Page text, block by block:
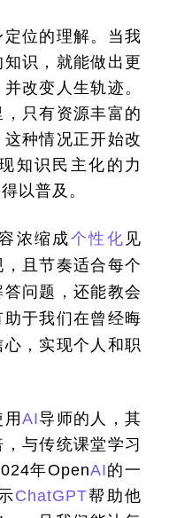
位的理解。当我
识，就能做出更
改变人生轨迹。
只有资源丰富的
种情况正开始改
知识民主化的力
以普及。
浓缩成个性化 见
且节奏适合每个
问题，还能教会
于我们在曾经晦
，实现个人和职
用AI导师的人，其
与传统课堂学习
年OpenAI的一
ChatGPT帮助他